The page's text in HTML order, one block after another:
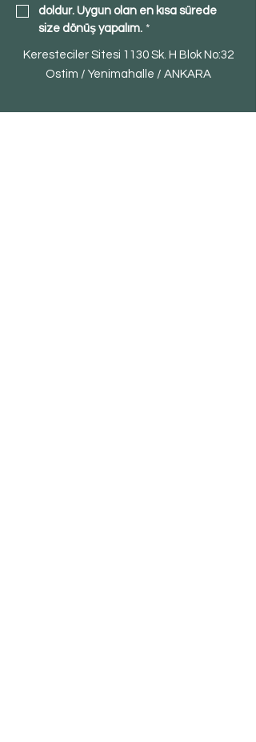
doldur. Uygun olan en kısa sürede
size dönüş yapalım. *
Keresteciler Sitesi 1130 Sk. H Blok No:32
Ostim / Yenimahalle / ANKARA